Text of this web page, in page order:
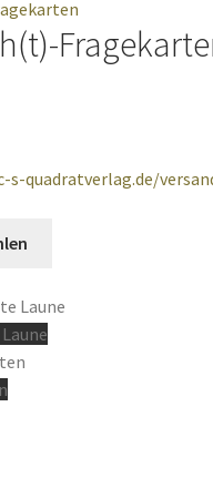
s-quadratverlag.de/
mehrere